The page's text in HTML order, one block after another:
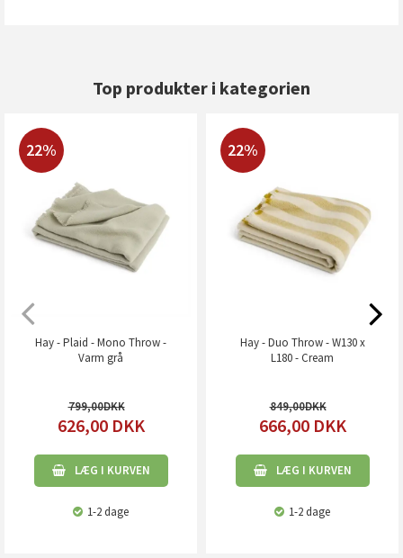
Top produkter i kategorien
22%
Hay - Plaid - Mono Throw -
Varm grå
799,00
626,00 DKK
LÆG I KURVEN
1-2 dage
22%
Hay - Duo Throw - W130 x
L180 - Cream
849,00
666,00 DKK
LÆG I KURVEN
1-2 dage